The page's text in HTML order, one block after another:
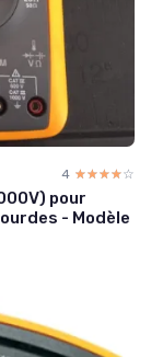
4 ☆☆☆☆☆
★★★★★
pour
- Modèle